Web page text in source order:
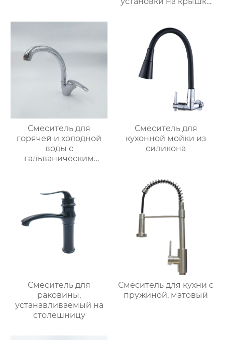
Смеситель для
горячей и холодной
воды с
гальваническим
Смеситель для
кухонной мойки из
силикона
Смеситель для
раковины,
устанавливаемый на
столешницу
Смеситель для кухни с
пружиной, матовый